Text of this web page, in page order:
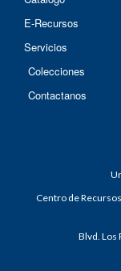
E-Recursos
Servicios
Colecciones
Contactanos
Centro de
Blvd. Los